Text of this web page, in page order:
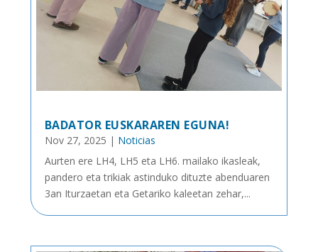
BADATOR EUSKARAREN EGUNA!
Nov 27, 2025 | Noticias
Aurten ere LH4, LH5 eta LH6. mailako ikasleak,
pandero eta trikiak astinduko dituzte abenduaren
3an Iturzaetan eta Getariko kaleetan zehar,...